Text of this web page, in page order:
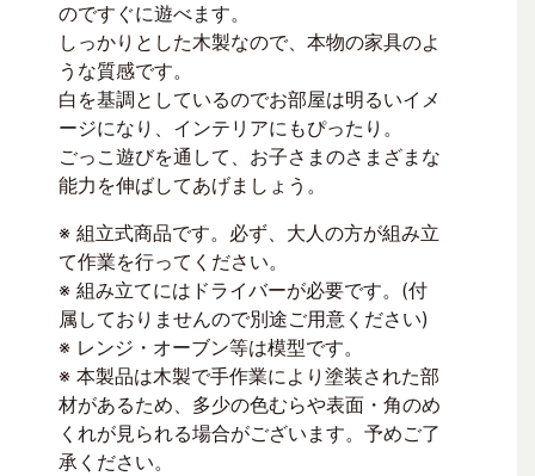
のですぐに遊べます。
しっかりとした木製なので、本物の家具のよ
うな質感です。
白を基調としているのでお部屋は明るいイメ
ージになり、インテリアにもぴったり。
ごっこ遊びを通して、お子さまのさまざまな
能力を伸ばしてあげましょう。
※ 組立式商品です。必ず、大人の方が組み立
て作業を行ってください。
※ 組み立てにはドライバーが必要です。(付
属しておりませんので別途ご用意ください)
※ レンジ・オーブン等は模型です。
※ 本製品は木製で手作業により塗装された部
材があるため、多少の色むらや表面・角のめ
くれが見られる場合がございます。予めご了
承ください。